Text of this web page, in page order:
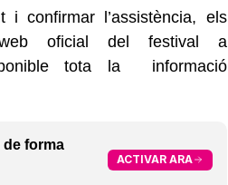
i confirmar l’assistència, els
oficial del festival a
tota la informació
de forma
ACTIVAR ARA